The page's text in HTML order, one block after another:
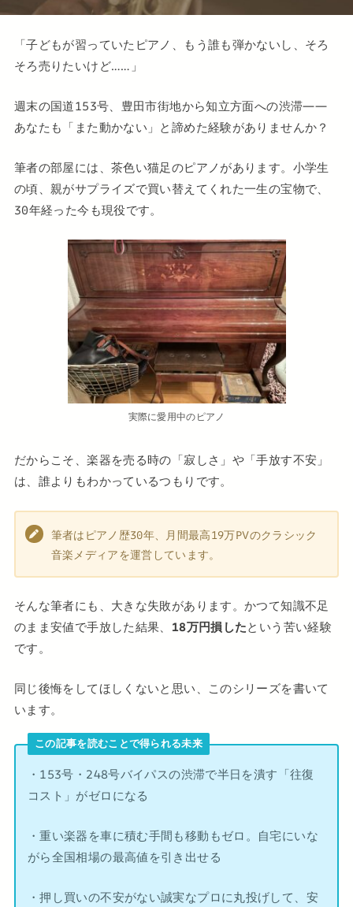
「子どもが習っていたピアノ、もう誰も弾かないし、そろ
そろ売りたいけど……」
週末の国道153号、豊田市街地から知立方面への渋滞——
あなたも「また動かない」と諦めた経験がありませんか？
筆者の部屋には、茶色い猫足のピアノがあります。小学生
の頃、親がサプライズで買い替えてくれた一生の宝物で、
30年経った今も現役です。
実際に愛用中のピアノ
だからこそ、楽器を売る時の「寂しさ」や「手放す不安」
は、誰よりもわかっているつもりです。
筆者はピアノ歴30年、月間最高19万PVのクラシック
音楽メディアを運営しています。
そんな筆者にも、大きな失敗があります。かつて知識不足
のまま安値で手放した結果、 18万円損したという苦い経験
です。
同じ後悔をしてほしくないと思い、このシリーズを書いて
います。
この記事を読むことで得られる未来
・153号・248号バイパスの渋滞で半日を潰す「往復
コスト」がゼロになる
・重い楽器を車に積む手間も移動もゼロ。自宅にいな
がら全国相場の最高値を引き出せる
・押し買いの不安がない誠実なプロに丸投げして、安